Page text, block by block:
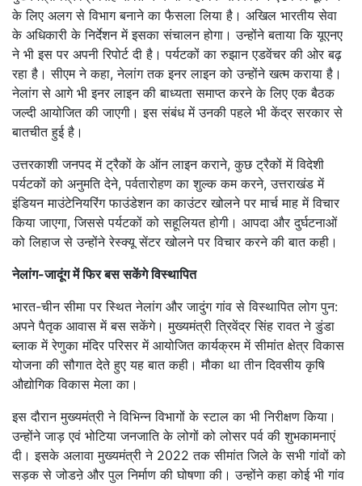
के लिए अलग से विभाग बनाने का फैसला लिया है। अखिल भारतीय सेवा
के अधिकारी के निर्देशन में इसका संचालन होगा। उन्होंने बताया कि यूएनए
ने भी इस पर अपनी रिपोर्ट दी है। पर्यटकों का रुझान एडवेंचर की ओर बढ़
रहा है। सीएम ने कहा, नेलांग तक इनर लाइन को उन्होंने खत्म कराया है।
नेलांग से आगे भी इनर लाइन की बाध्यता समाप्त करने के लिए एक बैठक
जल्दी आयोजित की जाएगी। इस संबंध में उनकी पहले भी केंद्र सरकार से
बातचीत हुई है।
उत्तरकाशी जनपद में ट्रैकों के ऑन लाइन कराने, कुछ ट्रैकों में विदेशी
पर्यटकों को अनुमति देने, पर्वतारोहण का शुल्क कम करने, उत्तराखंड में
इंडियन माउंटेनियरिंग फाउंडेशन का काउंटर खोलने पर मार्च माह में विचार
किया जाएगा, जिससे पर्यटकों को सहूलियत होगी। आपदा और दुर्घटनाओं
को लिहाज से उन्होंने रेस्क्यू सेंटर खोलने पर विचार करने की बात कही।
नेलांग-जादूंग में फिर बस सकेंगे विस्थापित
भारत-चीन सीमा पर स्थित नेलांग और जादुंग गांव से विस्थापित लोग पुन:
अपने पैतृक आवास में बस सकेंगे। मुख्यमंत्री त्रिवेंद्र सिंह रावत ने डुंडा
ब्लाक में रेणुका मंदिर परिसर में आयोजित कार्यक्रम में सीमांत क्षेत्र विकास
योजना की सौगात देते हुए यह बात कही। मौका था तीन दिवसीय कृषि
औद्योगिक विकास मेला का।
इस दौरान मुख्यमंत्री ने विभिन्न विभागों के स्टाल का भी निरीक्षण किया।
उन्होंने जाड़ एवं भोटिया जनजाति के लोगों को लोसर पर्व की शुभकामनाएं
दी। इसके अलावा मुख्यमंत्री ने 2022 तक सीमांत जिले के सभी गांवों को
सड़क से जोडऩे और पुल निर्माण की घोषणा की। उन्होंने कहा कोई भी गांव